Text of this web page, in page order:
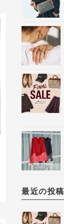
最近の投稿